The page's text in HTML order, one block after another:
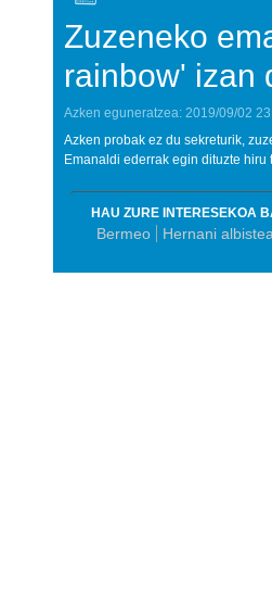
Zuzeneko
rainbow' izan
Azken eguneratzea: 2019/09/02
Azken probak ez du sekreturik,
Emanaldi ederrak egin dituzte
HAU ZURE INTERESEKOA
Bermeo Hernani